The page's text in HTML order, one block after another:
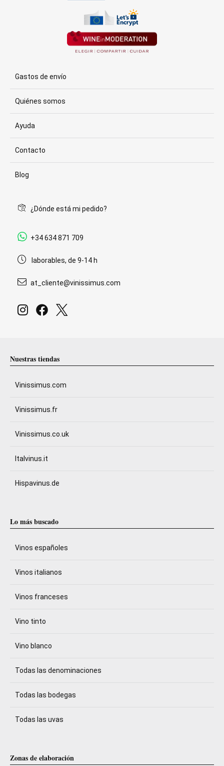
Gastos de envío
Quiénes somos
Ayuda
Contacto
Blog
¿Dónde está mi pedido?
+34 634 871 709
laborables, de 9-14 h
at_cliente@vinissimus.com
Nuestras tiendas
Vinissimus.com
Vinissimus.fr
Vinissimus.co.uk
Italvinus.it
Hispavinus.de
Lo más buscado
Vinos españoles
Vinos italianos
Vinos franceses
Vino tinto
Vino blanco
Todas las denominaciones
Todas las bodegas
Todas las uvas
Zonas de elaboración